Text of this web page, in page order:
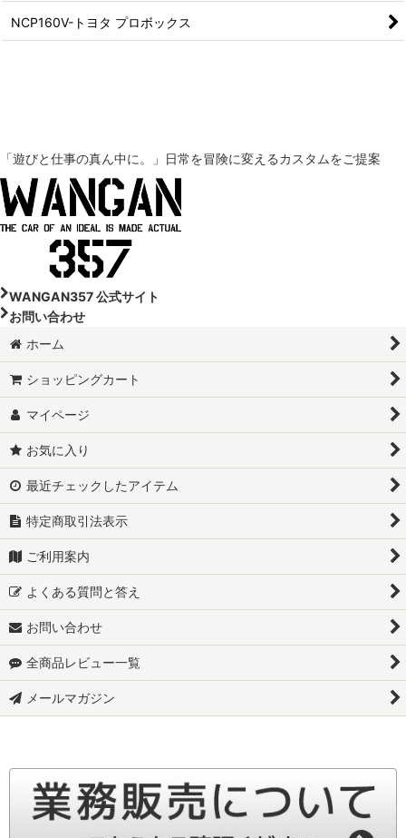
NCP160V-トヨタ プロボックス
「遊びと仕事の真ん中に。」 日常を冒険に変えるカスタムをご提案
WANGAN357 公式サイト
お問い合わせ
ホーム
ショッピングカート
マイページ
お気に入り
最近チェックしたアイテム
特定商取引法表示
ご利用案内
よくある質問と答え
お問い合わせ
全商品レビュー一覧
メールマガジン